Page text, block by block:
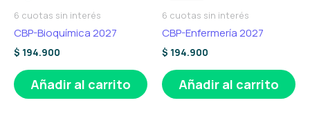
6 cuotas sin interés
CBP-Bioquímica 2027
$ 194.900
Añadir al carrito
6 cuotas sin interés
CBP-Enfermería 2027
$ 194.900
Añadir al carrito